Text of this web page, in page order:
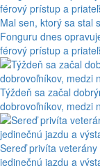
Mal sen, ktorý sa stal
Fonguru dnes
férový prístup a
Týždeň sa začal
dobrovoľníkov, medzi
Sereď privíta
jedinečnú jazdu a